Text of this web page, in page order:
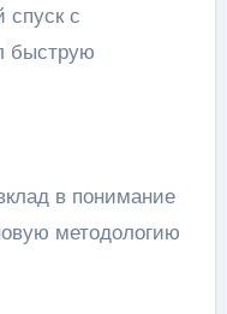
спуск с
быструю
в понимание
методологию